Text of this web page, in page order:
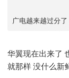
广电越来越过分
华翼现在出来了
就那样 没什么新